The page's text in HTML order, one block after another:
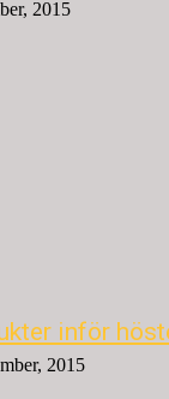
2015
inför
2015